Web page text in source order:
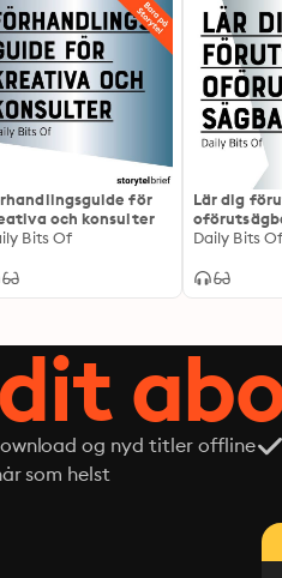
för
och konsulter
Bits Of
Lär dig
Daily Bits Of
og nyd titler offline
som helst